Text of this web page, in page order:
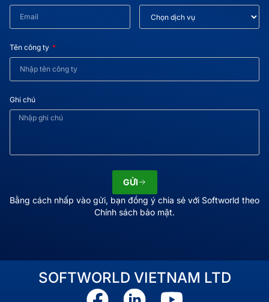
Tên công ty
Ghi chú
GỬI
Bằng cách nhấp vào gửi, bạn đồng ý chia sẻ với Softworld theo
Chính sách bảo mật.
SOFTWORLD VIETNAM LTD